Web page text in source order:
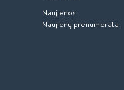
Naujienos
Naujienų prenumerata